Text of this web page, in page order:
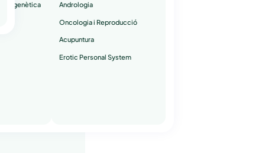
genètica Andrologia
Oncologia i Reproducció
Acupuntura
Erotic Personal System